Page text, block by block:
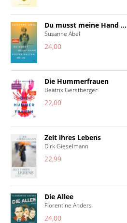
Du musst meine Hand ...
Susanne Abel
24,00
Die Hummerfrauen
Beatrix Gerstberger
22,00
Zeit ihres Lebens
Dirk Gieselmann
22,99
Die Allee
Florentine Anders
24,00